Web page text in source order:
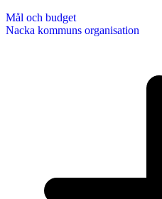
Mål och budget
Nacka kommuns organisation